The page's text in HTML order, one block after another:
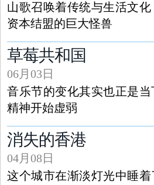
山歌召唤着传统与生活文
资本结盟的巨大怪兽
草莓共和国
06月03日
音乐节的变化其实也正是
精神开始虚弱
消失的香港
04月08日
这个城市在渐淡灯光中睡